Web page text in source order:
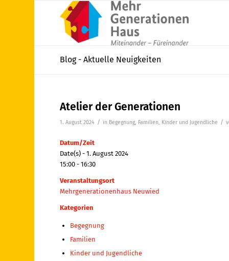
Blog - Aktuelle Neuigkeiten
Atelier der Generationen
1. August 2024 / in Begegnung, Familien, Kinder und Jugendliche /
Datum/Zeit
Date(s) - 1. August 2024
15:00 - 16:30
Veranstaltungsort
Mehrgenerationenhaus Neuwied
Kategorien
Begegnung
Familien
Kinder und Jugendliche